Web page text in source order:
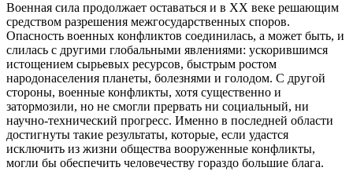
Военная сила продолжает оставаться и в ХХ веке решающим
средством разрешения межгосударственных споров.
Опасность военных конфликтов соединилась, а может быть, и
слилась с другими глобальными явлениями: ускорившимся
истощением сырьевых ресурсов, быстрым ростом
народонаселения планеты, болезнями и голодом. С другой
стороны, военные конфликты, хотя существенно и
затормозили, но не смогли прервать ни социальный, ни
научно-технический прогресс. Именно в последней области
достигнуты такие результаты, которые, если удастся
исключить из жизни общества вооруженные конфликты,
могли бы обеспечить человечеству гораздо большие блага.